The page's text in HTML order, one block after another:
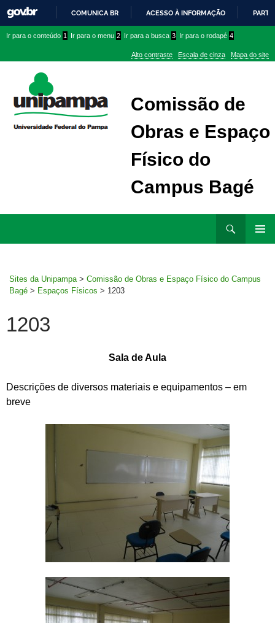
PARA
CONTEÚDO
COMUNICA BR ACESSO À INFORMAÇÃO
conteúdo
menu
superior
menu
Ir para o conteúdo 1 Ir para o menu 2 Ir para a busca 3 Ir para o rodapé 4
Alto contraste Escala de cinza Mapa do site
Comissão de
Obras e Espaço
Físico do
Campus Bagé
Sites da Unipampa > Comissão de Obras e Espaço Físico do Campus
Bagé > Espaços Físicos > 1203
1203
Sala de Aula
Descrições de diversos materiais e equipamentos – em
breve